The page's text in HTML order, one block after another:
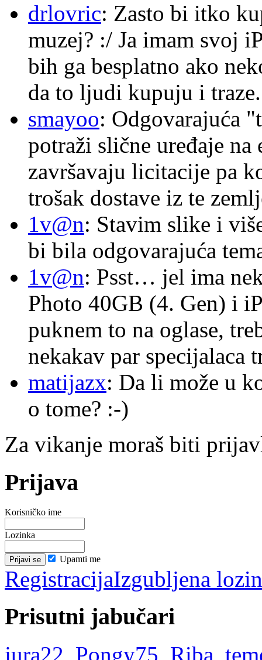
drlovric: Zasto bi itko
muzej? :/ Ja imam svoj
bih ga besplatno ako
da to ljudi kupuju i traze.
smayoo: Odgovarajuća
potraži slične uređaje
završavaju licitacije pa
trošak dostave iz te
1v@n: Stavim slike i
bi bila odgovarajuća
1v@n: Psst… jel ima
Photo 40GB (4. Gen) i
puknem to na oglase,
nekakav par
matijazx: Da li može u
o tome? :-)
Za vikanje moraš biti
Prijava
Korisničko ime
Lozinka
Upamti me
RegistracijaIzgubljena
Prisutni jabučari
jura22 Pongy75 Riba